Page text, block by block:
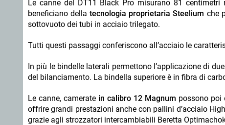
Le canne del DT11 Black Pro misurano 81
beneficiano della tecnologia proprietaria Steelium che
sottovuoto dei tubi in acciaio trilegato.
Tutti questi passaggi conferiscono all’acciaio le
In più le bindelle laterali permettono l’applicazione di
del bilanciamento. La bindella superiore è in fibra di
Le canne, camerate in calibro 12 Magnum possono poi
offrire grandi prestazioni anche con pallini d’acciaio
grazie agli strozzatori intercambiabili Beretta